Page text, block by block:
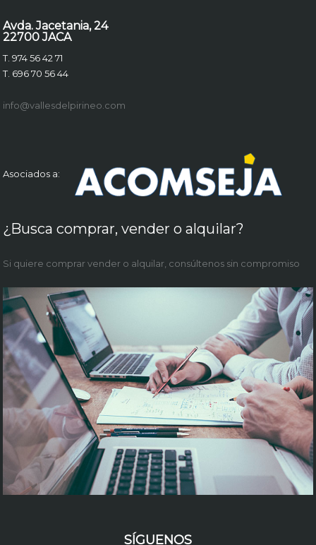
Avda. Jacetania, 24
22700 JACA
T. 974 56 42 71
T. 696 70 56 44
info@vallesdelpirineo.com
Asociados a:
¿Busca comprar, vender o alquilar?
Si quiere comprar vender o alquilar, consúltenos sin compromiso
SÍGUENOS